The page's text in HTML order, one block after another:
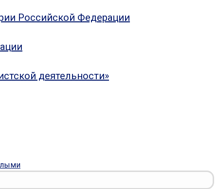
Российской Федерации
деятельности»